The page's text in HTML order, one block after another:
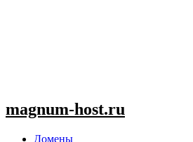
magnum-host.ru
Домены